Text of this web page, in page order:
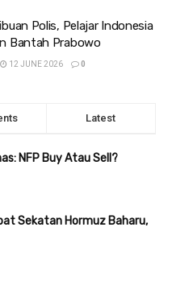
Polis, Pelajar Indonesia
Bantah Prabowo
12 JUNE 2026 0
Latest
NFP Buy Atau Sell?
Sekatan Hormuz Baharu,